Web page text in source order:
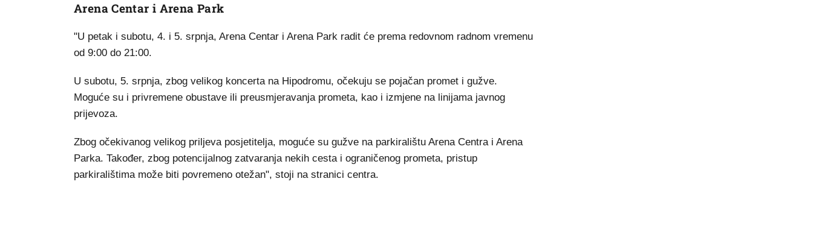
Arena Centar i Arena Park
"U petak i subotu, 4. i 5. srpnja, Arena Centar i Arena Park radit će prema redovnom radnom vremenu
od 9:00 do 21:00.
U subotu, 5. srpnja, zbog velikog koncerta na Hipodromu, očekuju se pojačan promet i gužve.
Moguće su i privremene obustave ili preusmjeravanja prometa, kao i izmjene na linijama javnog
prijevoza.
Zbog očekivanog velikog priljeva posjetitelja, moguće su gužve na parkiralištu Arena Centra i Arena
Parka. Također, zbog potencijalnog zatvaranja nekih cesta i ograničenog prometa, pristup
parkiralištima može biti povremeno otežan", stoji na stranici centra.